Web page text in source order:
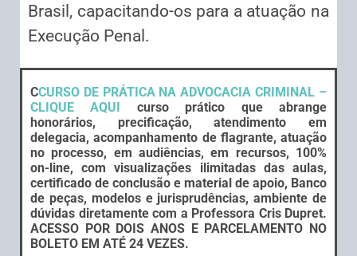
Brasil, capacitando-os para a atuação na
Execução Penal.
CCURSO DE PRÁTICA NA ADVOCACIA CRIMINAL –
CLIQUE AQUI curso prático que abrange
honorários, precificação, atendimento em
delegacia, acompanhamento de flagrante, atuação
no processo, em audiências, em recursos, 100%
on-line, com visualizações ilimitadas das aulas,
certificado de conclusão e material de apoio, Banco
de peças, modelos e jurisprudências, ambiente de
dúvidas diretamente com a Professora Cris Dupret.
ACESSO POR DOIS ANOS E PARCELAMENTO NO
BOLETO EM ATÉ 24 VEZES.